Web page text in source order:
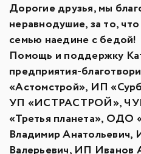
Дорогие друзья, мы
неравнодушие, за то,
семью наедине с бедой!
Помощь и поддержку
предприятия-
«Астомстрой», ИП
УП «ИСТРАСТРОЙ»,
«Третья планета»,
Владимир Анатольевич,
Валерьевич, ИП Иванов